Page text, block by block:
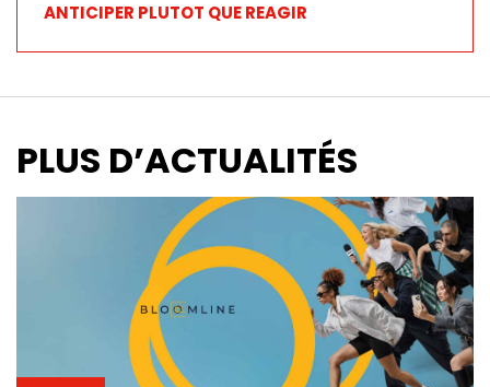
ANTICIPER PLUTOT QUE REAGIR
PLUS D’ACTUALITÉS